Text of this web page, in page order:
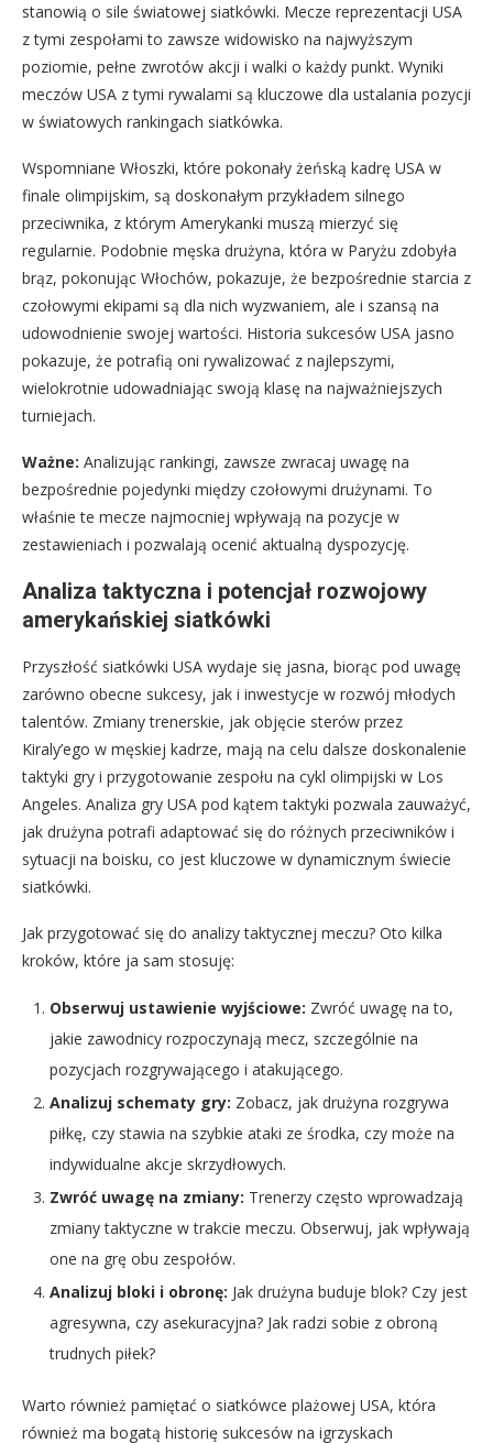
stanowią o sile światowej siatkówki. Mecze reprezentacji USA
z tymi zespołami to zawsze widowisko na najwyższym
poziomie, pełne zwrotów akcji i walki o każdy punkt. Wyniki
meczów USA z tymi rywalami są kluczowe dla ustalania pozycji
w światowych rankingach siatkówka.
Wspomniane Włoszki, które pokonały żeńską kadrę USA w
finale olimpijskim, są doskonałym przykładem silnego
przeciwnika, z którym Amerykanki muszą mierzyć się
regularnie. Podobnie męska drużyna, która w Paryżu zdobyła
brąz, pokonując Włochów, pokazuje, że bezpośrednie starcia z
czołowymi ekipami są dla nich wyzwaniem, ale i szansą na
udowodnienie swojej wartości. Historia sukcesów USA jasno
pokazuje, że potrafią oni rywalizować z najlepszymi,
wielokrotnie udowadniając swoją klasę na najważniejszych
turniejach.
Ważne: Analizując rankingi, zawsze zwracaj uwagę na
bezpośrednie pojedynki między czołowymi drużynami. To
właśnie te mecze najmocniej wpływają na pozycje w
zestawieniach i pozwalają ocenić aktualną dyspozycję.
Analiza taktyczna i potencjał rozwojowy
amerykańskiej siatkówki
Przyszłość siatkówki USA wydaje się jasna, biorąc pod uwagę
zarówno obecne sukcesy, jak i inwestycje w rozwój młodych
talentów. Zmiany trenerskie, jak objęcie sterów przez
Kiraly’ego w męskiej kadrze, mają na celu dalsze doskonalenie
taktyki gry i przygotowanie zespołu na cykl olimpijski w Los
Angeles. Analiza gry USA pod kątem taktyki pozwala zauważyć,
jak drużyna potrafi adaptować się do różnych przeciwników i
sytuacji na boisku, co jest kluczowe w dynamicznym świecie
siatkówki.
Jak przygotować się do analizy taktycznej meczu? Oto kilka
kroków, które ja sam stosuję:
Obserwuj ustawienie wyjściowe: Zwróć uwagę na to,
jakie zawodnicy rozpoczynają mecz, szczególnie na
pozycjach rozgrywającego i atakującego.
Analizuj schematy gry: Zobacz, jak drużyna rozgrywa
piłkę, czy stawia na szybkie ataki ze środka, czy może na
indywidualne akcje skrzydłowych.
Zwróć uwagę na zmiany: Trenerzy często wprowadzają
zmiany taktyczne w trakcie meczu. Obserwuj, jak wpływają
one na grę obu zespołów.
Analizuj bloki i obronę: Jak drużyna buduje blok? Czy jest
agresywna, czy asekuracyjna? Jak radzi sobie z obroną
trudnych piłek?
Warto również pamiętać o siatkówce plażowej USA, która
również ma bogatą historię sukcesów na igrzyskach